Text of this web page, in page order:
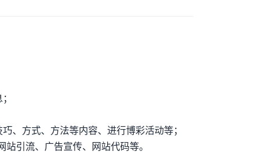
、方式、方法等内容、进行博彩活动等；
引流、广告宣传、网站代码等。